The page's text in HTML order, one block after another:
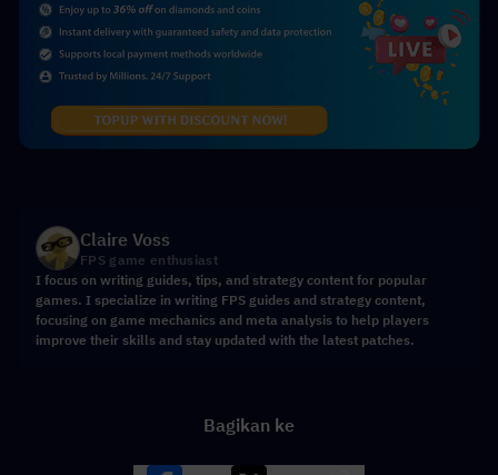
Claire Voss
FPS game enthusiast
I focus on writing guides, tips, and strategy content for popular
games. I specialize in writing FPS guides and strategy content,
focusing on game mechanics and meta analysis to help players
improve their skills and stay updated with the latest patches.
Bagikan ke